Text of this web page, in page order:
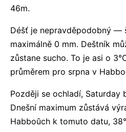
46m.
Déšť je nepravděpodobný —
maximálně 0 mm. Deštník
zůstane sucho. To je asi o
průměrem pro srpna v
Později se ochladí, Saturday
Dnešní maximum zůstává
Habboûch k tomuto datu,